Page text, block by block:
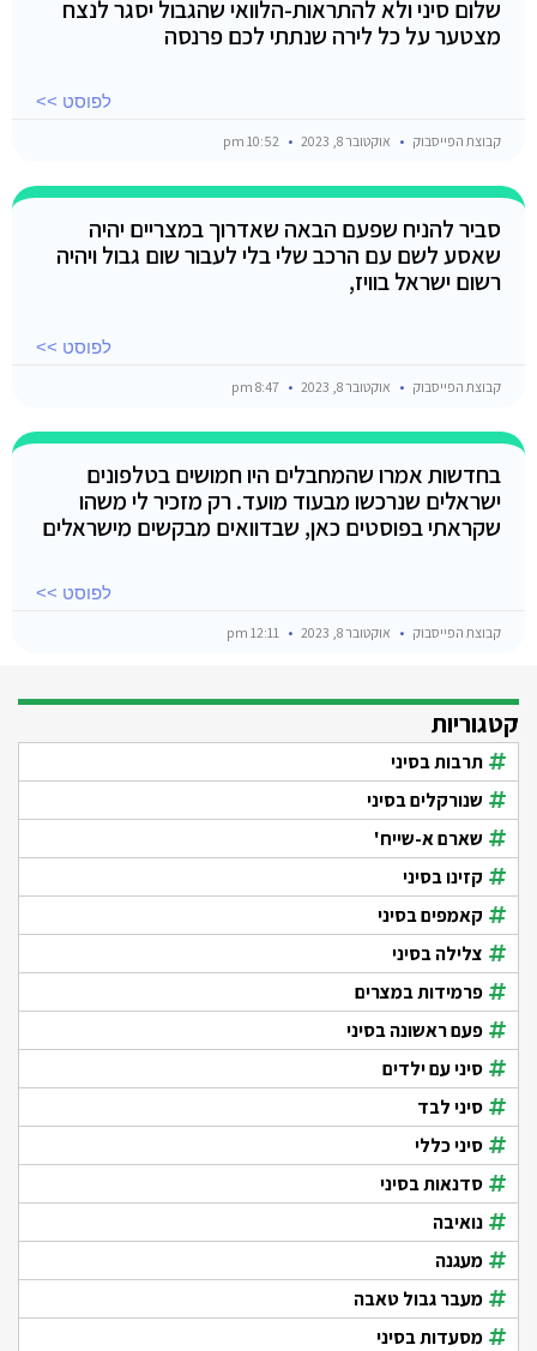
שלום סיני ולא להתראות-הלוואי שהגבול יסגר לנצח
מצטער על כל לירה שנתתי לכם פרנסה
לפוסט >>
קבוצת הפייסבוק אוקטובר 8, 2023
סביר להניח שפעם הבאה שאדרוך במצריים יהיה
שאסע לשם עם הרכב שלי בלי לעבור שום גבול ויהיה
רשום ישראל בוויז,
לפוסט >>
קבוצת הפייסבוק אוקטובר 8, 2023
בחדשות אמרו שהמחבלים היו חמושים בטלפונים
ישראלים שנרכשו מבעוד מועד. רק מזכיר לי משהו
שקראתי בפוסטים כאן, שבדוואים מבקשים מישראלים
לפוסט >>
קבוצת הפייסבוק אוקטובר 8, 2023
קטגוריות
תרבות בסיני
שנורקלים בסיני
שארם א-שייח'
קזינו בסיני
קאמפים בסיני
צלילה בסיני
פרמידות במצרים
פעם ראשונה בסיני
סיני עם ילדים
סיני לבד
סיני כללי
סדנאות בסיני
נואיבה
מעגנה
מעבר גבול טאבה
מסעדות בסיני